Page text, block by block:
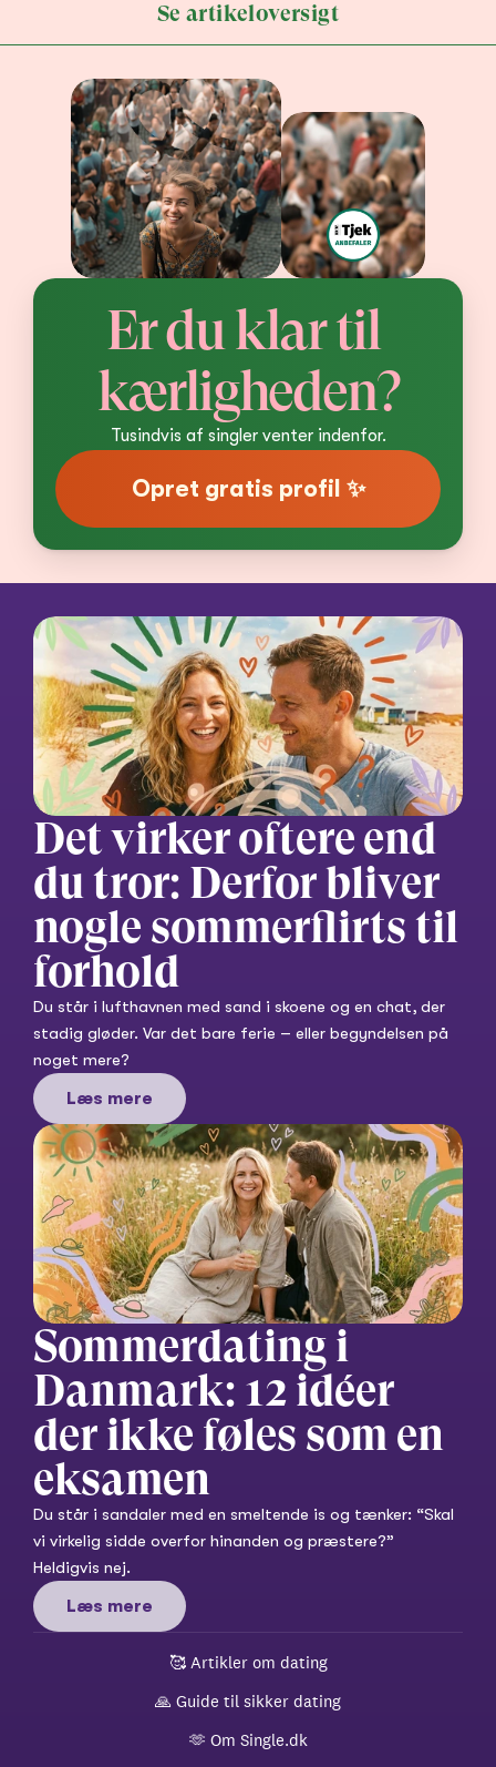
Se artikeloversigt
Er du klar til
kærligheden?
Tusindvis af singler venter indenfor.
Opret gratis profil ✨
Det virker oftere end
du tror: Derfor bliver
nogle sommerflirts til
forhold
Du står i lufthavnen med sand i skoene og en chat, der
stadig gløder. Var det bare ferie – eller begyndelsen på
noget mere?
Læs mere
Sommerdating i
Danmark: 12 idéer
der ikke føles som en
eksamen
Du står i sandaler med en smeltende is og tænker: “Skal
vi virkelig sidde overfor hinanden og præstere?”
Heldigvis nej.
Læs mere
🥰 Artikler om dating
🙏 Guide til sikker dating
🫶 Om Single.dk